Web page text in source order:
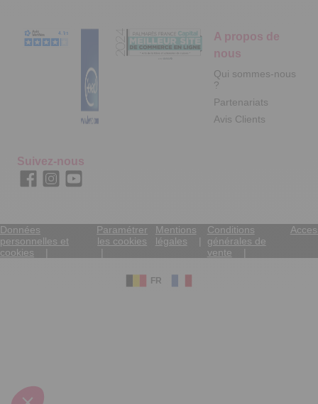
A propos de
nous
Qui sommes-nous
?
Partenariats
Avis Clients
Suivez-nous
Données
personnelles et
cookies
Paramétrer
les cookies
Mentions
légales
Conditions
générales de
vente
FR